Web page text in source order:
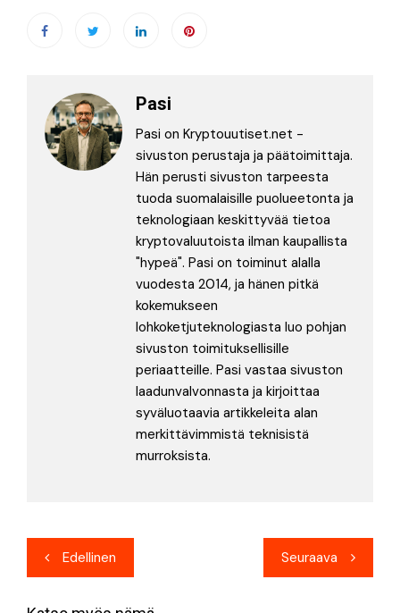
Pasi
Pasi on Kryptouutiset.net -
sivuston perustaja ja päätoimittaja.
Hän perusti sivuston tarpeesta
tuoda suomalaisille puolueetonta ja
teknologiaan keskittyvää tietoa
kryptovaluutoista ilman kaupallista
"hypeä". Pasi on toiminut alalla
vuodesta 2014, ja hänen pitkä
kokemukseen
lohkoketjuteknologiasta luo pohjan
sivuston toimituksellisille
periaatteille. Pasi vastaa sivuston
laadunvalvonnasta ja kirjoittaa
syväluotaavia artikkeleita alan
merkittävimmistä teknisistä
murroksista.
Artikkelien
selaus
Edellinen Seuraava